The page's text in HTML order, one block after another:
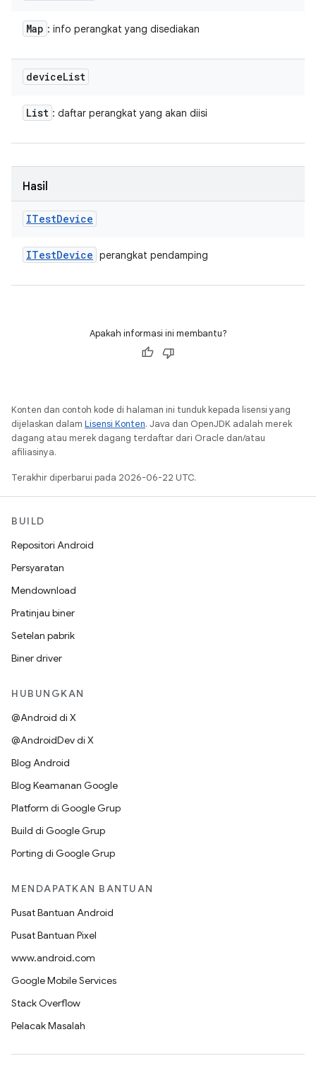
Map : info perangkat yang disediakan
deviceList
List : daftar perangkat yang akan diisi
Hasil
ITestDevice
ITestDevice perangkat pendamping
Apakah informasi ini membantu?
Konten dan contoh kode di halaman ini tunduk kepada lisensi yang
dijelaskan dalam Lisensi Konten. Java dan OpenJDK adalah merek
dagang atau merek dagang terdaftar dari Oracle dan/atau
afiliasinya.
Terakhir diperbarui pada 2026-06-22 UTC.
BUILD
Repositori Android
Persyaratan
Mendownload
Pratinjau biner
Setelan pabrik
Biner driver
HUBUNGKAN
@Android di X
@AndroidDev di X
Blog Android
Blog Keamanan Google
Platform di Google Grup
Build di Google Grup
Porting di Google Grup
MENDAPATKAN BANTUAN
Pusat Bantuan Android
Pusat Bantuan Pixel
www.android.com
Google Mobile Services
Stack Overflow
Pelacak Masalah